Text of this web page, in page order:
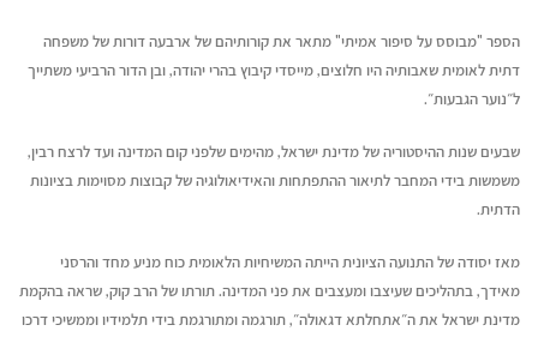
הספר "מבוסס על סיפור אמיתי" מתאר את קורותיהם של ארבעה דורות של משפחה
דתית לאומית שאבותיה היו חלוצים, מייסדי קיבוץ בהרי יהודה, ובן הדור הרביעי משתייך
ל״נוער הגבעות״.
שבעים שנות ההיסטוריה של מדינת ישראל, מהימים שלפני קום המדינה ועד לרצח רבין,
משמשות בידי המחבר לתיאור ההתפתחות והאידיאולוגיה של קבוצות מסוימות בציונות
הדתית.
מאז יסודה של התנועה הציונית הייתה המשיחיות הלאומית כוח מניע מחד והרסני
מאידך, בתהליכים שעיצבו ומעצבים את פני המדינה. תורתו של הרב קוק, שראה בהקמת
מדינת ישראל את ה״אתחלתא דגאולה״, תורגמה ומתורגמת בידי תלמידיו וממשיכי דרכו
איך עידן הבינוניות מייצר
הזדמנות גדולה לקולות ייחודיים
ריאיון עם בועז
הספר "רווק,